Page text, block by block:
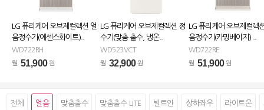
LG 퓨리케어 오브제컬렉션 얼
음정수기(에센스화이트)..
WD722RH
월 51,900 원
LG 퓨리케어 오브제컬렉션 정
수기(맞춤 출수, 냉온..
WD523VCT
월 32,900 원
LG 퓨리케어 오브제컬렉
음정수기(카밍베이지) ..
WD722RE
월 51,900 원
전체 얼음 맞춤출수 맞춤출수 LITE 빌트인 상하좌우 라이트온